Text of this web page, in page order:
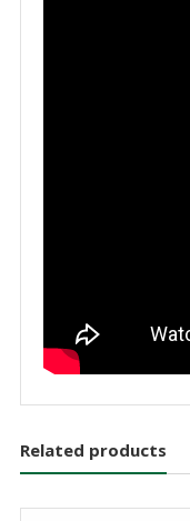
Related products